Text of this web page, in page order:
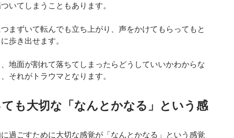
いてしまうこともあります。
まずいて転んでも立ち上がり、声をかけてもらってもと
歩き出せます。
、地面が割れて落ちてしまったらどうしていいかわからな
それがトラウマとなります。
ても大切な「なんとかなる」という感
過ごすために大切な感覚が「なんとかなる」という感覚